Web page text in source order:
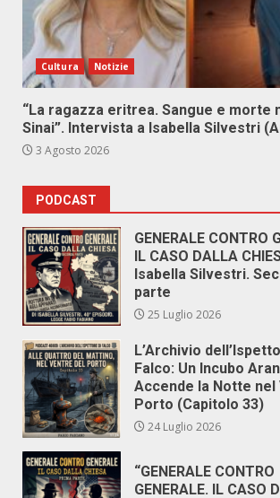
Cultura Notizie
“La ragazza eritrea. Sangue e morte
Sinai”. Intervista a Isabella Silvestri
3 Agosto 2026
PODCAST
GENERALE CONTRO
IL CASO DALLA
Isabella Silvestri.
parte
25 Luglio 2026
L’Archivio
Falco: Un Incubo
Accende la Notte nel
Porto (Capitolo 33)
24 Luglio 2026
“GENERALE CONTRO
GENERALE. IL CASO